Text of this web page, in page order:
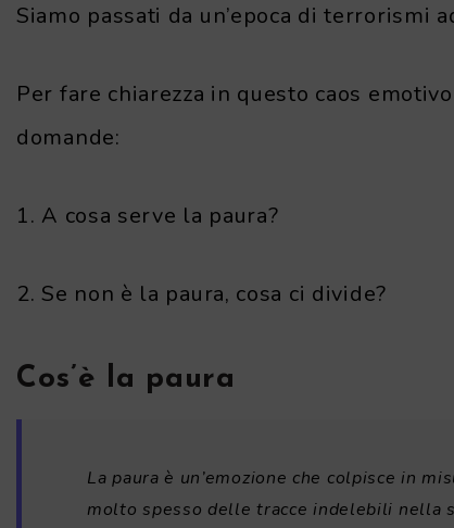
Siamo passati da un’epoca di terrorismi
Per fare chiarezza in questo caos
domande:
1. A cosa serve la paura?
2. Se non è la paura, cosa ci divide?
Cos’è la paura
La paura è un’emozione che colpisce in
molto spesso delle tracce indelebili nella